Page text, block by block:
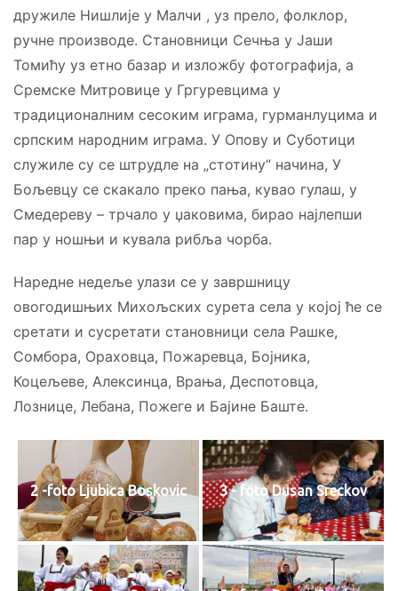
дружиле Нишлије у Малчи , уз прело, фолклор,
ручне производе. Становници Сечња у Јаши
Томићу уз етно базар и изложбу фотографија, а
Сремске Митровице у Гргуревцима у
традиционалним сесоким играма, гурманлуцима и
српским народним играма. У Опову и Суботици
служиле су се штрудле на „стотину“ начина, У
Бољевцу се скакало преко пања, кувао гулаш, у
Смедереву – трчало у џаковима, бирао најлепши
пар у ношњи и кувала рибља чорба.
Наредне недеље улази се у завршницу
овогодишњих Михољских сурета села у којој ће се
сретати и сусретати становници села Рашке,
Сомбора, Ораховца, Пожаревца, Бојника,
Коцељеве, Алексинца, Врања, Деспотовца,
Лознице, Лебана, Пожеге и Бајине Баште.
2 -foto Ljubica Boskovic 3 - foto Dusan Sreckov